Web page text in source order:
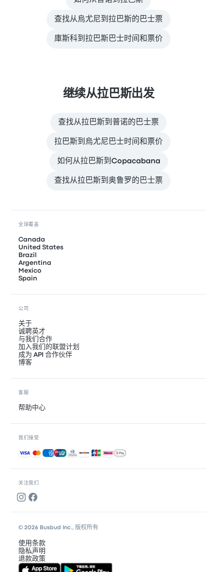
查找从烏尤尼到拉巴斯的巴士票
庫斯科到拉巴斯巴士时间和票价
继续从拉巴斯出发
查找从拉巴斯到普诺的巴士票
拉巴斯到烏尤尼巴士时间和票价
如何从拉巴斯到Copacabana
查找从拉巴斯到奥鲁罗的巴士票
关注我们
全球覆盖
Canada
United States
Brazil
Argentina
Mexico
Spain
公司
关于
诚聘英才
与我们合作
加入我们的联盟计划
成为 API 合作伙伴
博客
客服
帮助中心
我们接受
接受的付款方式
© 2026 Busbud Inc., 版权所有
使用条款
隐私声明
退款政策